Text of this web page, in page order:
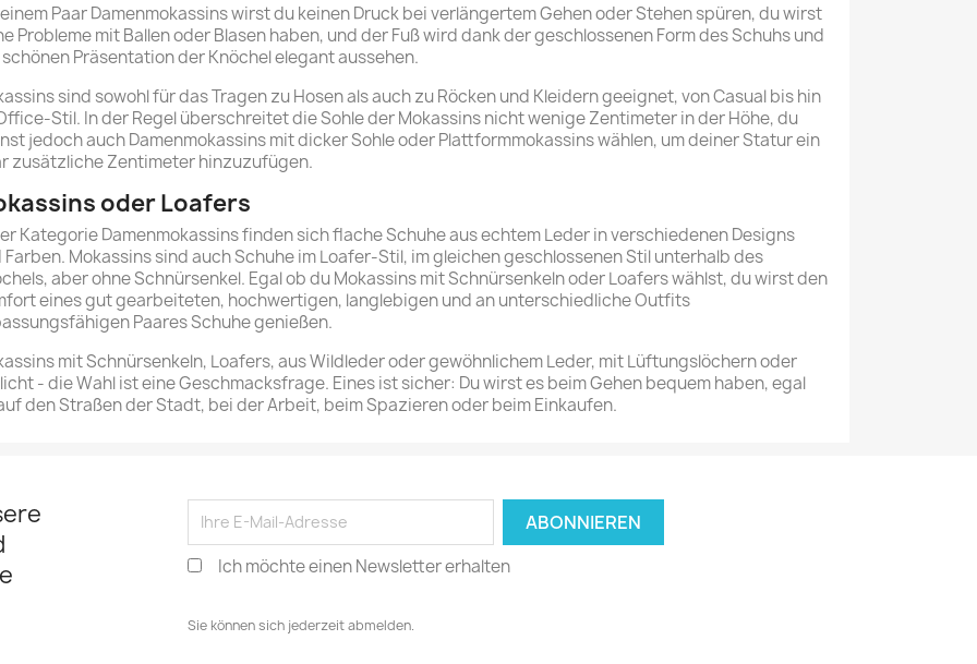
Paar Damenmokassins wirst du keinen Druck bei verlängertem Gehen oder Stehen spüren, du wirst
Probleme mit Ballen oder Blasen haben, und der Fuß wird dank der geschlossenen Form des Schuhs und
Präsentation der Knöchel elegant aussehen.
sind sowohl für das Tragen zu Hosen als auch zu Röcken und Kleidern geeignet, von Casual bis hin
Stil. In der Regel überschreitet die Sohle der Mokassins nicht wenige Zentimeter in der Höhe, du
jedoch auch Damenmokassins mit dicker Sohle oder Plattformmokassins wählen, um deiner Statur ein
zusätzliche Zentimeter hinzuzufügen.
oder Loafers
Kategorie Damenmokassins finden sich flache Schuhe aus echtem Leder in verschiedenen Designs
Farben. Mokassins sind auch Schuhe im Loafer-Stil, im gleichen geschlossenen Stil unterhalb des
aber ohne Schnürsenkel. Egal ob du Mokassins mit Schnürsenkeln oder Loafers wählst, du wirst den
eines gut gearbeiteten, hochwertigen, langlebigen und an unterschiedliche Outfits
Paares Schuhe genießen.
mit Schnürsenkeln, Loafers, aus Wildleder oder gewöhnlichem Leder, mit Lüftungslöchern oder
- die Wahl ist eine Geschmacksfrage. Eines ist sicher: Du wirst es beim Gehen bequem haben, egal
den Straßen der Stadt, bei der Arbeit, beim Spazieren oder beim Einkaufen.
Ich möchte einen Newsletter erhalten
Sie können sich jederzeit abmelden.